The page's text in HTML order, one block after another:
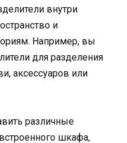
внутри
и
Например, вы
для разделения
аксессуаров или
различные
шкафа,